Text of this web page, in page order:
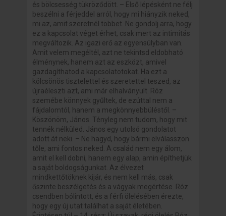
és bölcsesség tükröződött. – Első lépésként ne félj
beszélni a férjeddel arról, hogy mi hiányzik neked,
mi az, amit szeretnél többet. Ne gondolj arra, hogy
ez a kapcsolat véget érhet, csak mert az intimitás
megváltozik. Az igazi erő az egyensúlyban van.
Amit velem megéltél, azt ne tekintsd eldobható
élménynek, hanem azt az eszközt, amivel
gazdagíthatod a kapcsolatotokat. Ha ezt a
kölcsönös tisztelettel és szeretettel teszed, az
újraéleszti azt, ami már elhalványult. Róz
szemébe könnyek gyűltek, de ezúttal nem a
fájdalomtól, hanem a megkönnyebbüléstől. –
Köszönöm, János. Tényleg nem tudom, hogy mit
tennék nélküled. János egy utolsó gondolatot
adott át neki. – Ne hagyd, hogy bármi elválasszon
tőle, ami fontos neked. A család nem egy álom,
amit el kell dobni, hanem egy alap, amin építhetjük
a saját boldogságunkat. Az élvezet
mindkettőtöknek kijár, és nem kell más, csak
őszinte beszélgetés és a vágyak megértése. Róz
csendben bólintott, és a férfi ölelésében érezte,
hogy egy új utat találhat a saját életében.